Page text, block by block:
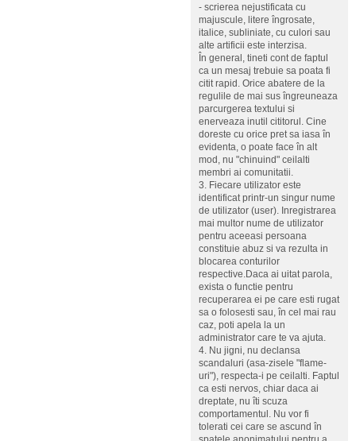
- scrierea nejustificata cu
majuscule, litere îngrosate,
italice, subliniate, cu culori sau
alte artificii este interzisa.
În general, tineti cont de faptul
ca un mesaj trebuie sa poata fi
citit rapid. Orice abatere de la
regulile de mai sus îngreuneaza
parcurgerea textului si
enerveaza inutil cititorul. Cine
doreste cu orice pret sa iasa în
evidenta, o poate face în alt
mod, nu "chinuind" ceilalti
membri ai comunitatii.
3. Fiecare utilizator este
identificat printr-un singur nume
de utilizator (user). Inregistrarea
mai multor nume de utilizator
pentru aceeasi persoana
constituie abuz si va rezulta in
blocarea conturilor
respective.Daca ai uitat parola,
exista o functie pentru
recuperarea ei pe care esti rugat
sa o folosesti sau, în cel mai rau
caz, poti apela la un
administrator care te va ajuta.
4. Nu jigni, nu declansa
scandaluri (asa-zisele "flame-
uri"), respecta-i pe ceilalti. Faptul
ca esti nervos, chiar daca ai
dreptate, nu îti scuza
comportamentul. Nu vor fi
tolerati cei care se ascund în